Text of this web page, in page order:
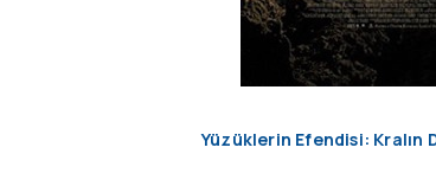
Yüzüklerin Efendisi: Kralın